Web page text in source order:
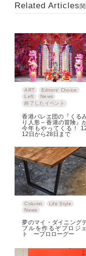
Related Articles
ART
Editors' Choice
Left
News
終了したイベント
香港バレエ団の『くる
り人形 – 香港の冒険』が
今年もやってくる！
12日から28日まで
Column
Life Style
News
夢のマイ・ダイニング
ブルを作るぞプロジ
ト ープロローグー